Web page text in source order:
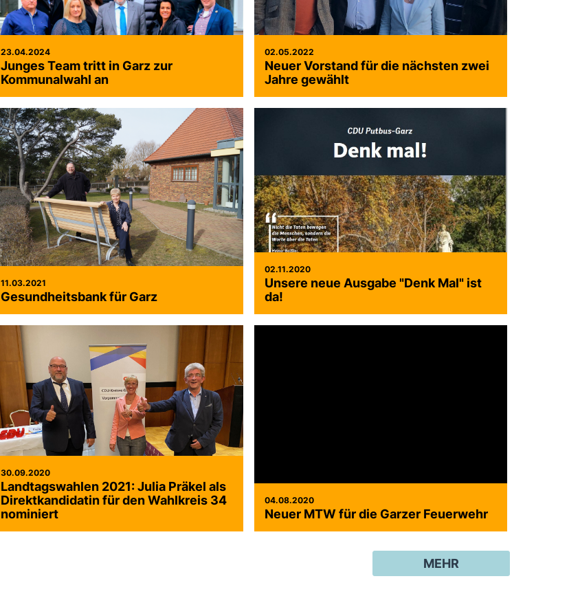
23.04.2024
Junges Team tritt in Garz zur
Kommunalwahl an
02.05.2022
Neuer Vorstand für die nächsten zwei
Jahre gewählt
11.03.2021
Gesundheitsbank für Garz
02.11.2020
Unsere neue Ausgabe "Denk Mal" ist
da!
30.09.2020
Landtagswahlen 2021: Julia Präkel als
Direktkandidatin für den Wahlkreis 34
nominiert
04.08.2020
Neuer MTW für die Garzer Feuerwehr
MEHR